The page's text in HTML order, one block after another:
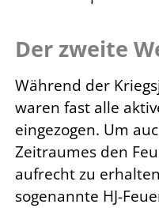
Der zweite
Während der
waren fast alle
eingezogen. Um
Zeitraumes den
aufrecht zu
sogenannte HJ-